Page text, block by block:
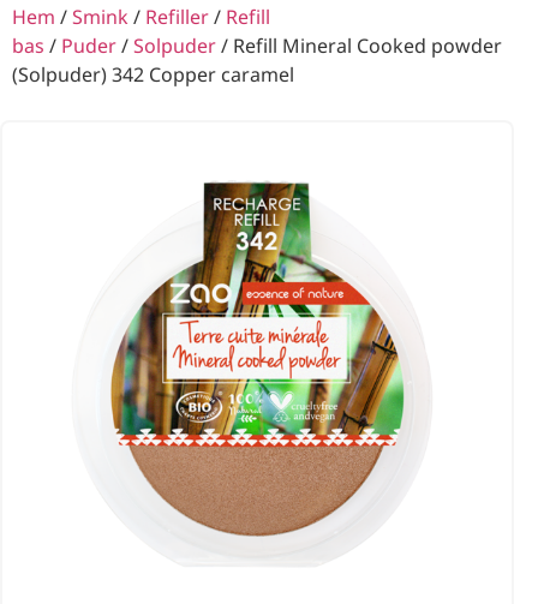
Hem /Smink / Refiller/ Refill
bas / Puder/Solpuder/ Refill Mineral Cooked powder
(Solpuder) 342 Copper caramel